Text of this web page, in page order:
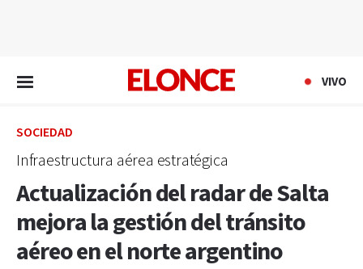
VIVO
SOCIEDAD
Infraestructura aérea estratégica
Actualización del radar de Salta
mejora la gestión del tránsito
aéreo en el norte argentino